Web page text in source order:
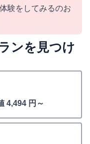
験をしてみるのお
ンを見つけ
4,494 円～